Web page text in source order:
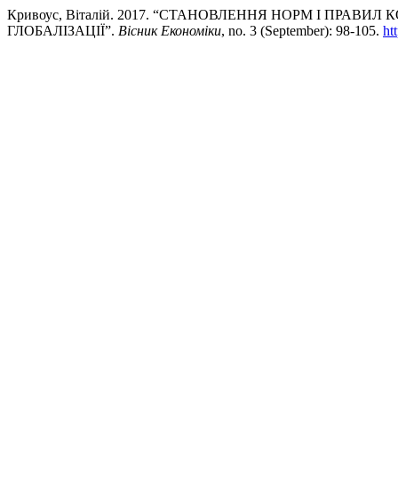
Кривоус, Віталій. 2017. “СТАНОВЛЕННЯ НОРМ І
ГЛОБАЛІЗАЦІЇ”. Вісник Економіки, no. 3 (September): 98-105.